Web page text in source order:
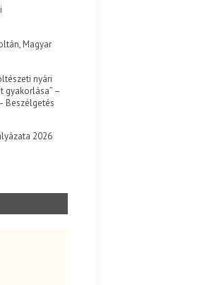
Magyar
nyári
gyakorlása” –
Beszélgetés
2026